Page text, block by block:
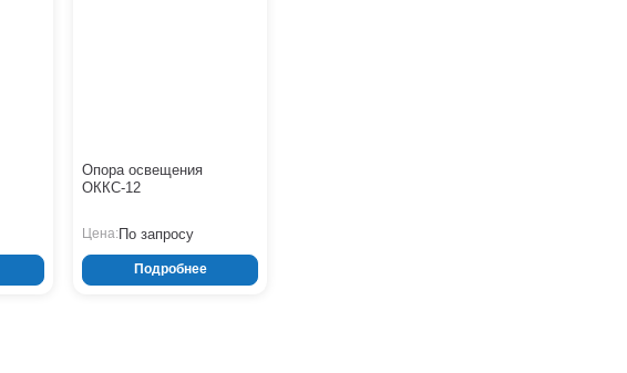
Опора освещения
ОККС-12
Цена:По запросу
Подробнее